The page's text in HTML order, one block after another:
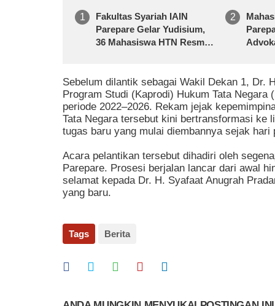
Fakultas Syariah IAIN
Parepare Gelar Yudisium,
36 Mahasiswa HTN Resmi
Sebelum dilantik sebagai Wakil Dekan 1, Dr.
Program Studi (Kaprodi) Hukum Tata
periode 2022–2026. Rekam jejak
Tata Negara tersebut kini bertransformasi ke
tugas baru yang mulai diembannya sejak hari
Acara pelantikan tersebut dihadiri oleh
Parepare. Prosesi berjalan lancar dari awal
selamat kepada Dr. H. Syafaat Anugrah
yang baru.
Tags Berita